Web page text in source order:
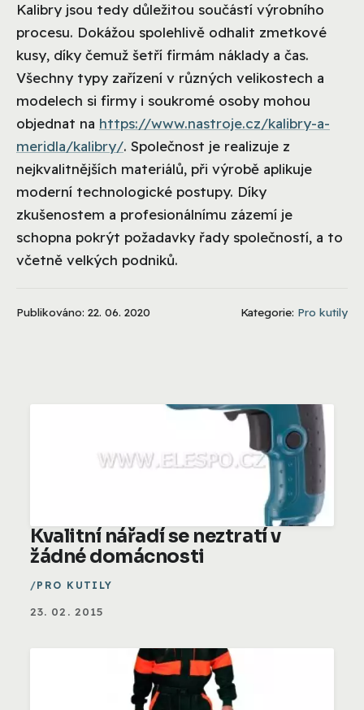
Kalibry jsou tedy důležitou součástí výrobního
procesu. Dokážou spolehlivě odhalit zmetkové
kusy, díky čemuž šetří firmám náklady a čas.
Všechny typy zařízení v různých velikostech a
modelech si firmy i soukromé osoby mohou
objednat na https://www.nastroje.cz/kalibry-a-
meridla/kalibry/. Společnost je realizuje z
nejkvalitnějších materiálů, při výrobě aplikuje
moderní technologické postupy. Díky
zkušenostem a profesionálnímu zázemí je
schopna pokrýt požadavky řady společností, a to
včetně velkých podniků.
Publikováno: 22. 06. 2020 Kategorie: Pro kutily
Kvalitní nářadí se neztratí v
žádné domácnosti
PRO KUTILY
23. 02. 2015